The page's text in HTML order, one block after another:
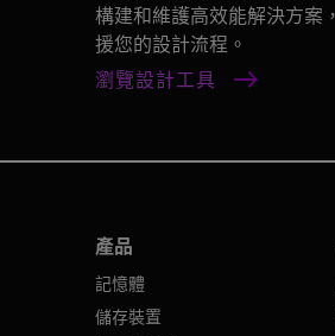
構建和維護高效能解決方案
援您的設計流程。
瀏覽設計工具
產品
記憶體
儲存裝置